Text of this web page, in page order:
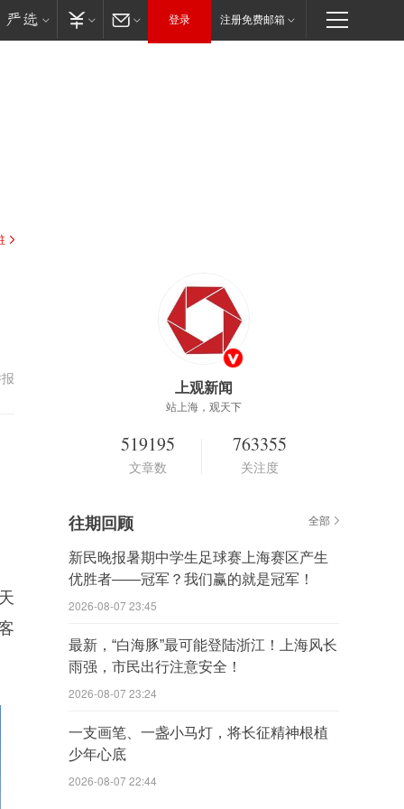
登录 注册免费邮箱
上观新闻
站上海，观天下
519195
文章数
763355
关注度
往期回顾 全部
新民晚报暑期中学生足球赛上海赛区产生
优胜者——冠军？我们赢的就是冠军！
2026-08-07 23:45
最新，“白海豚”最可能登陆浙江！上海风长
雨强，市民出行注意安全！
2026-08-07 23:24
一支画笔、一盏小马灯，将长征精神根植
少年心底
2026-08-07 22:44